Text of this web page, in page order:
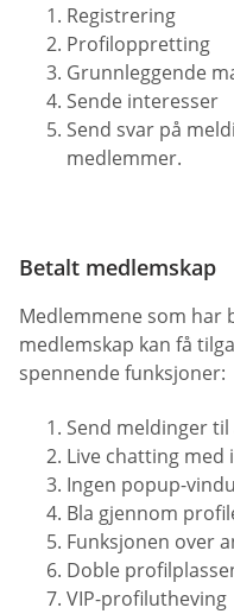
Registrering
Profiloppretting
Grunnleggende
Sende interesser
Send svar på
medlemmer.
Betalt medlemskap
Medlemmene som
medlemskap kan få
spennende funksjoner:
Send meldinger
Live chatting
Ingen popup-
Bla gjennom
Funksjonen over
Doble
VIP-profilutheving